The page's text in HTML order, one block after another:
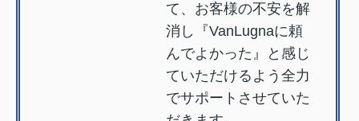
て、お客様の不安を解
消し『VanLugnaに頼
んでよかった』と感じ
ていただけるよう全力
でサポートさせていた